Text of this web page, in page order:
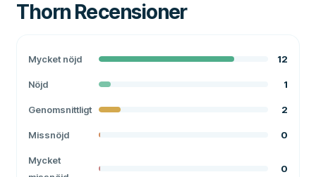
Thorn Recensioner
Mycket nöjd 12
Nöjd 1
Genomsnittligt 2
Missnöjd 0
Mycket
0